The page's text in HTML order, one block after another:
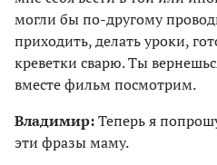
могли бы по-другому
приходить, делать уроки,
креветки сварю. Ты
вместе фильм посмотрим.
Владимир:Теперь я
эти фразы маму.